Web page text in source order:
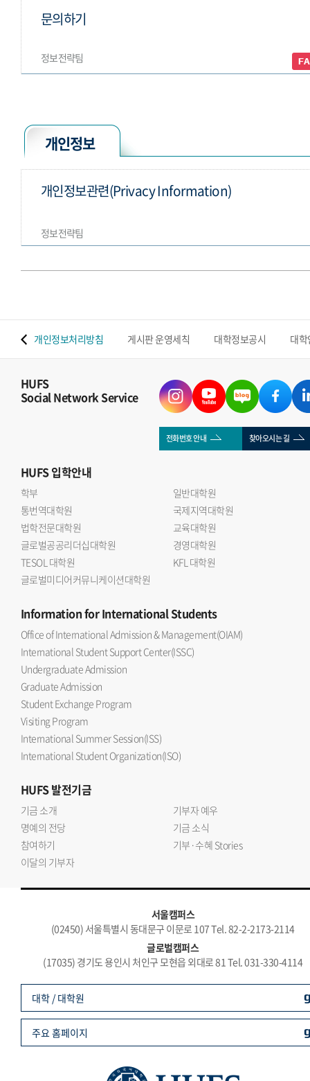
정보전략팀
문의하기
개인정보
정보전략팀
개인정보관련(Privacy Information)
개인정보처리방침 게시판 운영세칙 대학정보공시 대
HUFS
Social Network Service
전화번호 안내 찾아오시는 길
HUFS입학안내
학부
일반대학원
통번역대학원
국제지역대학원
법학전문대학원
교육대학원
글로벌공공리더십대학원
경영대학원
TESOL 대학원
KFL 대학원
글로벌미디어커뮤니케이션대학원
Informationfor International Students
Office of International Admission & Management(OIAM)
International Student Support Center(ISSC)
Undergraduate Admission
Graduate Admission
Student Exchange Program
Visiting Program
International Summer Session(ISS)
International Student Organization(ISO)
HUFS발전기금
기금 소개
기부자 예우
명예의 전당
기금 소식
참여하기
기부·수혜 Stories
이달의 기부자
서울캠퍼스
(02450) 서울특별시 동대문구 이문로 107 Tel. 82-2-2173-2114
글로벌캠퍼스
(17035) 경기도 용인시 처인구 모현읍 외대로 81 Tel. 031-330-4114
대학 / 대학원
주요 홈페이지